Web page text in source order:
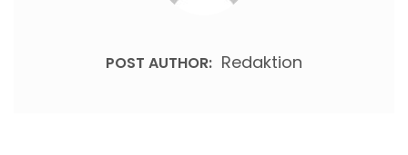
POST AUTHOR: Redaktion